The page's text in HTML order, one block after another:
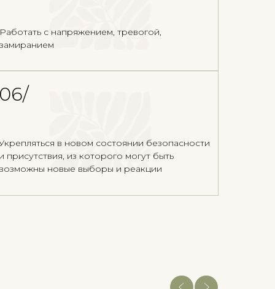
в новом состоянии безопасности
присутствия, из которого могут быть
новые выборы и реакции
Работать с напряжением, тревогой,
замиранием